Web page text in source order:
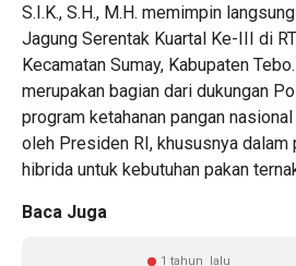
S.I.K., S.H., M.H. memimpin
Jagung Serentak Kuartal Ke-III di
Kecamatan Sumay, Kabupaten
merupakan bagian dari dukungan
program ketahanan pangan
oleh Presiden RI, khususnya dalam
hibrida untuk kebutuhan pakan
Baca Juga
1 tahun lalu